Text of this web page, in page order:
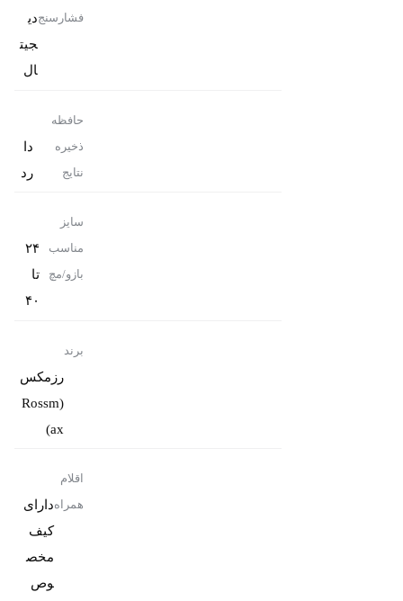
فشارسنجدی
جیت
ال
حافظه
ذخیره
نتایج
دا
رد
سایز
مناسب
بازو/مچ
۲۴
تا
۴۰
برند
رزمکس
(Rossm
ax)
اقلام
همراهدارای
کیف
مخص
وص